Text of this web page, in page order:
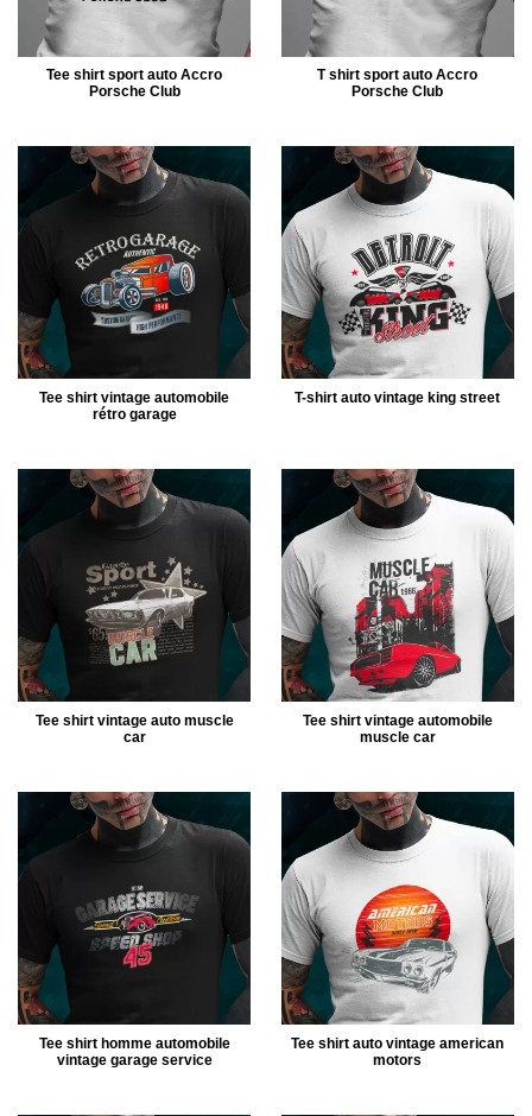
Tee shirt sport auto Accro
Porsche Club
T shirt sport auto Accro
Porsche Club
Tee shirt vintage automobile
rétro garage
T-shirt auto vintage king street
Tee shirt vintage auto muscle
car
Tee shirt vintage automobile
muscle car
Tee shirt homme automobile
vintage garage service
Tee shirt auto vintage american
motors